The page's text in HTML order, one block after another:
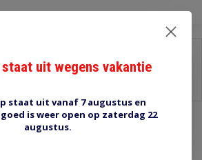
uit wegens vakantie
staat uit vanaf 7 augustus en
is weer open op zaterdag 22
augustus.